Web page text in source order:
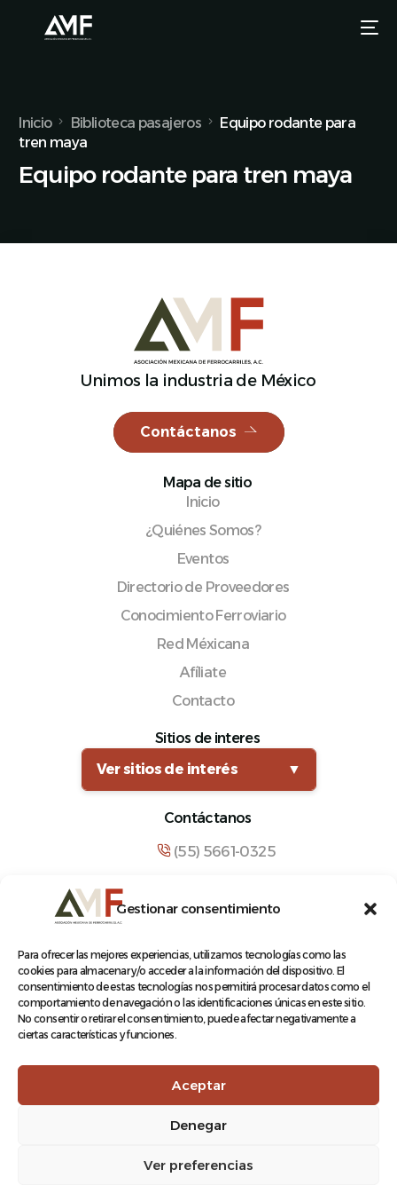
Gestionar consentimiento
Para ofrecer las mejores experiencias, utilizamos tecnologías como las
cookies para almacenar y/o acceder a la información del dispositivo. El
consentimiento de estas tecnologías nos permitirá procesar datos como el
comportamiento de navegación o las identificaciones únicas en este sitio.
No consentir o retirar el consentimiento, puede afectar negativamente a
ciertas características y funciones.
Aceptar
Denegar
Ver preferencias
Inicio Biblioteca pasajeros
Equipo rodante para
tren maya
Equipo rodante para tren maya
Unimos la industria de México
Contáctanos
Mapa de sitio
Inicio
¿Quiénes Somos?
Eventos
Directorio de Proveedores
Conocimiento Ferroviario
Red Méxicana
Afíliate
Contacto
Sitios de interes
Ver sitios de interés
▼
Contáctanos
(55) 5661-0325
Manuel María Contreras 133, Cuauhtémoc,
Terminos y condiciones
Log In